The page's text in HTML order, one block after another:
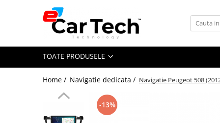
Toate Produsele
Navigatie dedicata
Navigatii Volkswagen
TOATE PRODUSELE
Home / Navigatie dedicata / Navigatie Peugeot 508
-13%